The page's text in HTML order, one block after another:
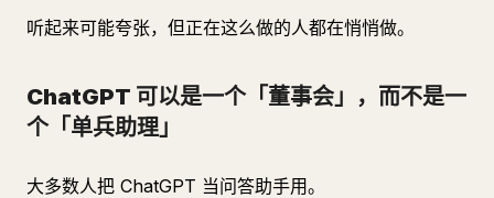
听起来可能夸张，但正在这么做的人都在悄悄做。
ChatGPT 可以是一个「董事会」，而不是一
个「单兵助理」
大多数人把 ChatGPT 当问答助手用。